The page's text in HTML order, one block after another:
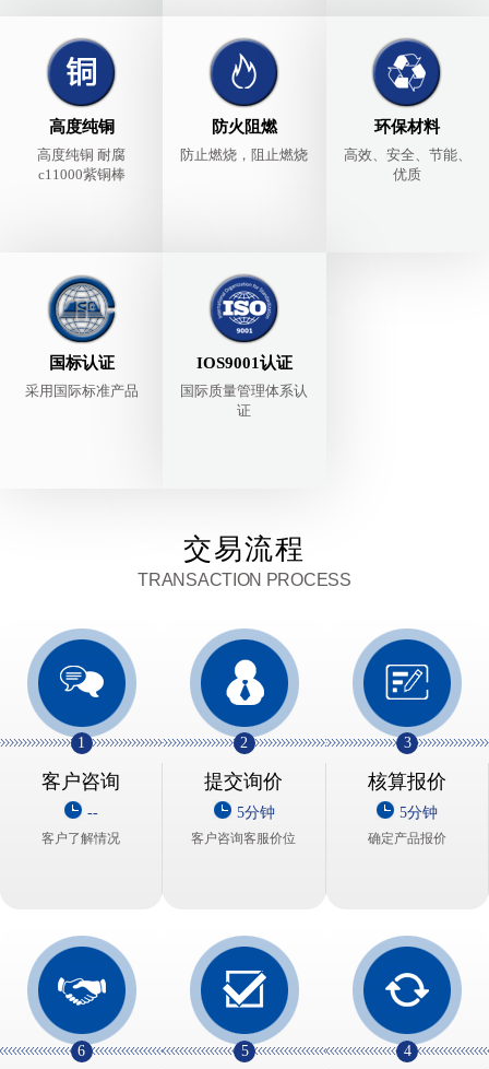
高度纯铜
高度纯铜 耐腐
c11000紫铜棒
防火阻燃
防止燃烧，阻止燃烧
环保材料
高效、安全、节能、
优质
国标认证
采用国际标准产品
IOS9001认证
国际质量管理体系认
证
交易流程
TRANSACTION PROCESS
1
客户咨询
--
客户了解情况
2
提交询价
5分钟
客户咨询客服价位
3
核算报价
5分钟
确定产品报价
4
5
6